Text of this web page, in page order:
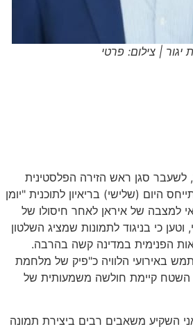
יגור | צילום: פרטי
לשעבר סגן ראש הזירה הפלסטינית
היום (שלישי) בריאיון לתוכנית "יומן
למצבה של איראן לאחר חיסולו של
וטען כי בניגוד לתמונות שמציג השלטון
הפנימית במדינה קשה בהרבה.
באירועי הלוויה כ"פיק של מלחמת
קיימת חולשה משמעותית של
השקיע משאבים רבים ביצירת תמונה